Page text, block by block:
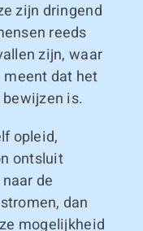
zijn dringend
reeds
zijn, waar
dat het
is.
opleid,
ontsluit
de
dan
mogelijkheid